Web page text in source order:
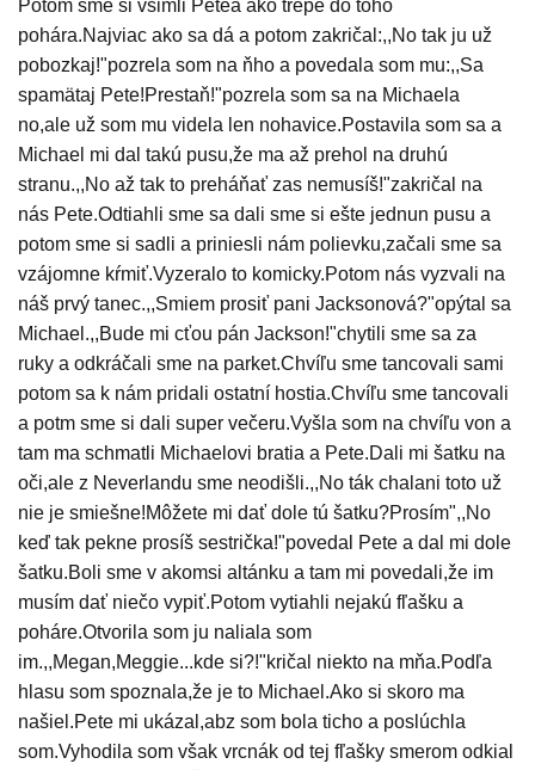
Potom sme si všimli Petea ako trepe do toho
pohára.Najviac ako sa dá a potom zakričal:,,No tak ju už
pobozkaj!"pozrela som na ňho a povedala som mu:,,Sa
spamätaj Pete!Prestaň!"pozrela som sa na Michaela
no,ale už som mu videla len nohavice.Postavila som sa a
Michael mi dal takú pusu,že ma až prehol na druhú
stranu.,,No až tak to preháňať zas nemusíš!"zakričal na
nás Pete.Odtiahli sme sa dali sme si ešte jednun pusu a
potom sme si sadli a priniesli nám polievku,začali sme sa
vzájomne kŕmiť.Vyzeralo to komicky.Potom nás vyzvali na
náš prvý tanec.,,Smiem prosiť pani Jacksonová?"opýtal sa
Michael.,,Bude mi cťou pán Jackson!"chytili sme sa za
ruky a odkráčali sme na parket.Chvíľu sme tancovali sami
potom sa k nám pridali ostatní hostia.Chvíľu sme tancovali
a potm sme si dali super večeru.Vyšla som na chvíľu von a
tam ma schmatli Michaelovi bratia a Pete.Dali mi šatku na
oči,ale z Neverlandu sme neodišli.,,No ták chalani toto už
nie je smiešne!Môžete mi dať dole tú šatku?Prosím",,No
keď tak pekne prosíš sestrička!"povedal Pete a dal mi dole
šatku.Boli sme v akomsi altánku a tam mi povedali,že im
musím dať niečo vypiť.Potom vytiahli nejakú fľašku a
poháre.Otvorila som ju naliala som
im.,,Megan,Meggie...kde si?!"kričal niekto na mňa.Podľa
hlasu som spoznala,že je to Michael.Ako si skoro ma
našiel.Pete mi ukázal,abz som bola ticho a poslúchla
som.Vyhodila som však vrcnák od tej fľašky smerom odkial